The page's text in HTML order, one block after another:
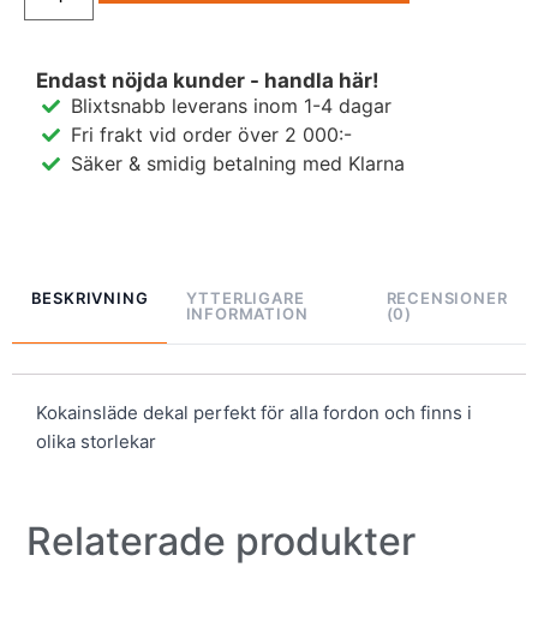
Endast nöjda kunder - handla här!
Blixtsnabb leverans inom 1-4 dagar
Fri frakt vid order över 2 000:-
Säker & smidig betalning med Klarna
BESKRIVNING
YTTERLIGARE
INFORMATION
RECENSIONER
(0)
Kokainsläde dekal perfekt för alla fordon och finns i
olika storlekar
Relaterade produkter